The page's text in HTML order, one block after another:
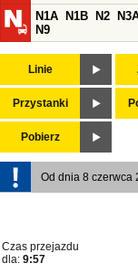
N1A
N1B N2
N9
Linie
Przystanki
Pobierz
Od dnia 8 czerwca
Czas przejazdu
dla: 9:57